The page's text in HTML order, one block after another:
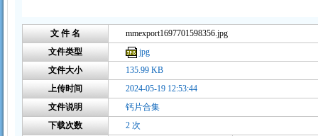
文 件 名
mmexport1697701598356.jpg
文件类型
jpg
文件大小
135.99 KB
上传时间
2024-05-19 12:53:44
文件说明
钙片合集
下载次数
2 次